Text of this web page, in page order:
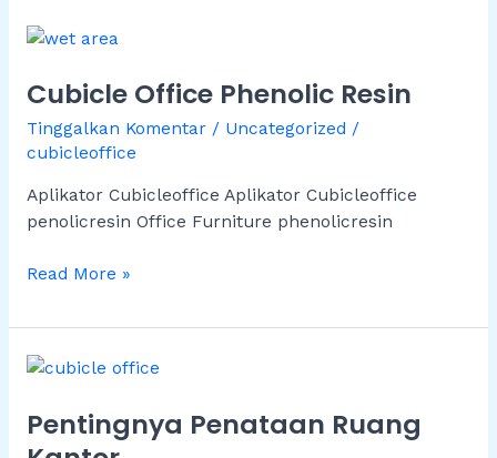
Cubicle Office Phenolic Resin
Tinggalkan Komentar / Uncategorized /
cubicleoffice
Aplikator Cubicleoffice Aplikator Cubicleoffice
penolicresin Office Furniture phenolicresin
Cubicle
Phenolic
Read More »
Pentingnya Penataan Ruang
Pentingnya
Ruang
Kantor